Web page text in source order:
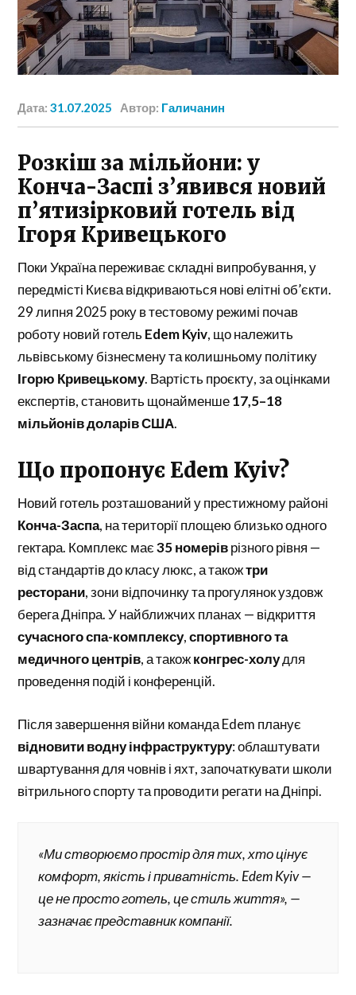
Дата:31.07.2025 Автор: Галичанин
Розкіш за мільйони: у
Конча-Заспі з’явився новий
п’ятизірковий готель від
Ігоря Кривецького
Поки Україна переживає складні випробування, у
передмісті Києва відкриваються нові елітні об’єкти.
29 липня 2025 року в тестовому режимі почав
роботу новий готельEdem Kyiv, що належить
львівському бізнесмену та колишньому політику
Ігорю Кривецькому. Вартість проєкту, за оцінками
експертів, становить щонайменше17,5–18
мільйонів доларів США.
Що пропонує Edem Kyiv?
Новий готель розташований у престижному районі
Конча-Заспа, на території площею близько одного
гектара. Комплекс має35 номеріврізного рівня —
від стандартів до класу люкс, а такожтри
ресторани, зони відпочинку та прогулянок уздовж
берега Дніпра. У найближчих планах — відкриття
сучасного спа-комплексу,спортивного та
медичного центрів, а такожконгрес-холудля
проведення подій і конференцій.
Після завершення війни команда Edem планує
відновити водну інфраструктуру: облаштувати
швартування для човнів і яхт, започаткувати школи
вітрильного спорту та проводити регати на Дніпрі.
«Ми створюємо простір для тих, хто цінує
комфорт, якість і приватність. Edem Kyiv —
це не просто готель, це стиль життя», —
зазначає представник компанії.